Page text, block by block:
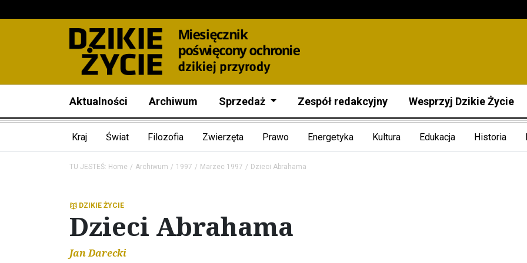
Aktualności Archiwum Sprzedaż Zespół redakcyjny Wesprzyj Dzikie Życie
Kraj Świat Filozofia Zwierzęta Prawo Energetyka Kultura Edukacja Historia
TU JESTEŚ: Home Archiwum 1997 Marzec 1997 Dzieci Abrahama
DZIKIE ŻYCIE
Dzieci Abrahama
Jan Darecki